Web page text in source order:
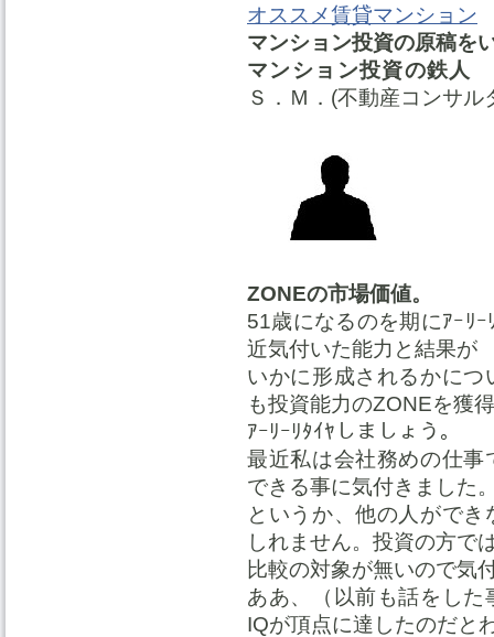
オススメ賃貸マンション
マンション投資の原稿を
マンション投資の鉄人
Ｓ．Ｍ．(不動産コンサル
ZONEの市場価値。
51歳になるのを期にｱｰﾘ
近気付いた能力と結果が
いかに形成されるかに
も投資能力のZONEを獲
ｱｰﾘｰﾘﾀｲﾔしましょう。
最近私は会社務めの仕
できる事に気付きました
というか、他の人がで
しれません。投資の方で
比較の対象が無いので気
ああ、（以前も話をし
IQが頂点に達したのだと